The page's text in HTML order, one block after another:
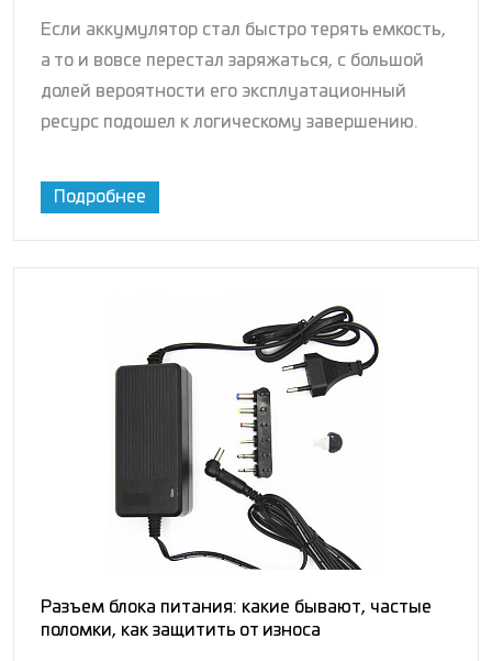
Если аккумулятор стал быстро терять емкость,
а то и вовсе перестал заряжаться, с большой
долей вероятности его эксплуатационный
ресурс подошел к логическому завершению.
Подробнее
Разъем блока питания: какие бывают, частые
поломки, как защитить от износа